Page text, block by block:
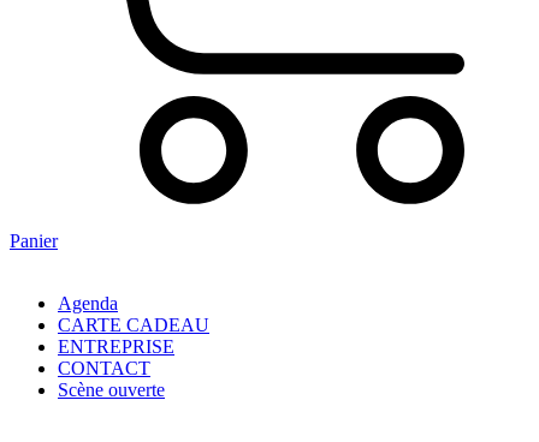
Panier
Agenda
CARTE CADEAU
ENTREPRISE
CONTACT
Scène ouverte